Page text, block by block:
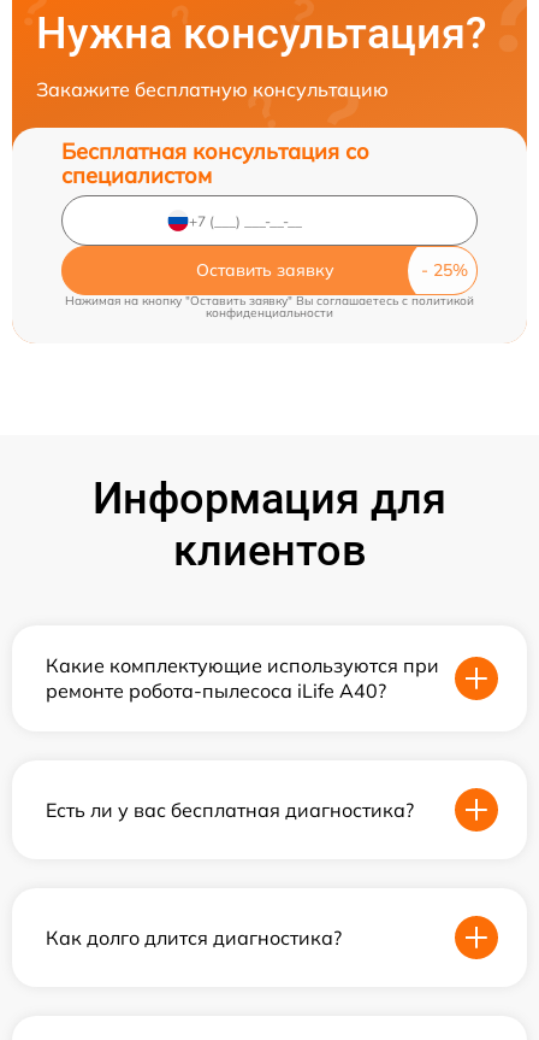
Нужна консультация?
Закажите бесплатную консультацию
Бесплатная консультация со
специалистом
Оставить заявку
Нажимая на кнопку "Оставить заявку" Вы соглашаетесь c политикой
конфиденциальности
Информация для
клиентов
Какие комплектующие используются при
ремонте робота-пылесоса iLife A40?
Есть ли у вас бесплатная диагностика?
Как долго длится диагностика?